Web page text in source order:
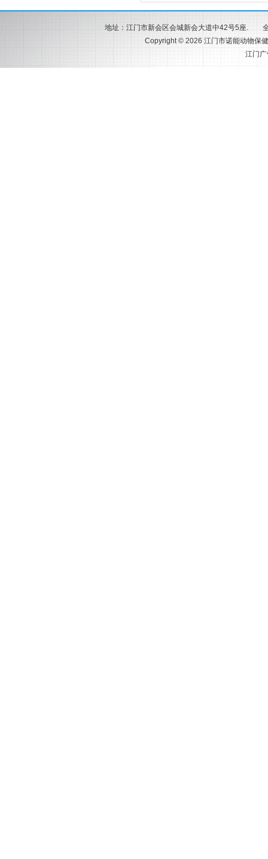
地址：江门市新会区会城新会大道中42号5座.
Copyright © 2026 江门市诺能动物保
江门